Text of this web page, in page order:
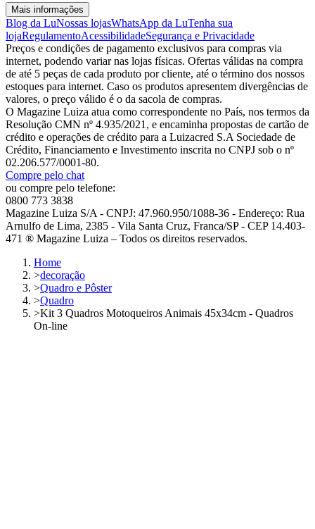
Mais informações
Blog da LuNossas lojasWhatsApp da LuTenha sua
lojaRegulamentoAcessibilidadeSegurança e Privacidade
Preços e condições de pagamento exclusivos para compras via
internet, podendo variar nas lojas físicas. Ofertas válidas na compra
de até 5 peças de cada produto por cliente, até o término dos nossos
estoques para internet. Caso os produtos apresentem divergências de
valores, o preço válido é o da sacola de compras.
O Magazine Luiza atua como correspondente no País, nos termos da
Resolução CMN nº 4.935/2021, e encaminha propostas de cartão de
crédito e operações de crédito para a Luizacred S.A Sociedade de
Crédito, Financiamento e Investimento inscrita no CNPJ sob o nº
02.206.577/0001-80.
Compre pelo chat
ou compre pelo telefone:
0800 773 3838
Magazine Luiza S/A - CNPJ: 47.960.950/1088-36 - Endereço: Rua
Arnulfo de Lima, 2385 - Vila Santa Cruz, Franca/SP - CEP 14.403-
471 ® Magazine Luiza – Todos os direitos reservados.
Home
>decoração
>Quadro e Pôster
>Quadro
>Kit 3 Quadros Motoqueiros Animais 45x34cm - Quadros
On-line